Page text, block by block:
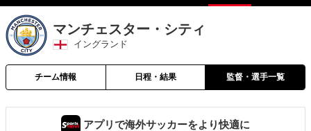
マンチェスター・シティ
イングランド
チーム情報 日程・結果 監督・選手一覧
アプリで海外サッカーをより快適に